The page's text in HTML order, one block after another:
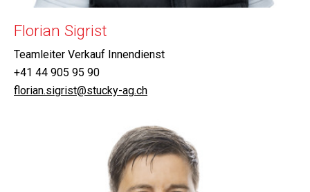
Florian Sigrist
Teamleiter Verkauf Innendienst
+41 44 905 95 90
florian.sigrist@stucky-ag.ch